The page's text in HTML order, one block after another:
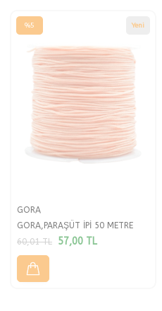
%5 Yeni
GORA
GORA,PARAŞÜT İPİ 50 METRE
60,01TL 57,00 TL